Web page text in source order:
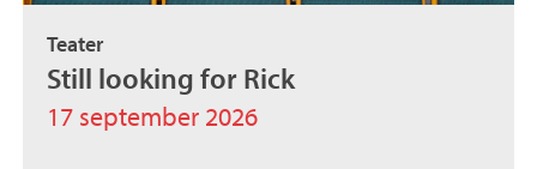
Teater
Still looking for Rick
17 september 2026